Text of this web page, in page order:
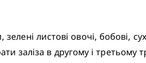
листові овочі, бобові,
заліза в другому і третьому